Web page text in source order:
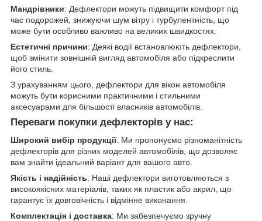
Мандрівники: Дефлектори можуть підвищити комфорт під
час подорожей, знижуючи шум вітру і турбулентність, що
може бути особливо важливо на великих швидкостях.
Естетичні причини: Деякі водії встановлюють дефлектори,
щоб змінити зовнішній вигляд автомобіля або підкреслити
його стиль.
З урахуванням цього, дефлектори для вікон автомобіля
можуть бути корисними практичними і стильними
аксесуарами для більшості власників автомобілів.
Переваги покупки дефлекторів у нас:
Широкий вибір продукції: Ми пропонуємо різноманітність
дефлекторів для різних моделей автомобілів, що дозволяє
вам знайти ідеальний варіант для вашого авто.
Якість і надійність: Наші дефлектори виготовляються з
високоякісних матеріалів, таких як пластик або акрил, що
гарантує їх довговічність і відмінне виконання.
Комплектація і доставка: Ми забезпечуємо зручну